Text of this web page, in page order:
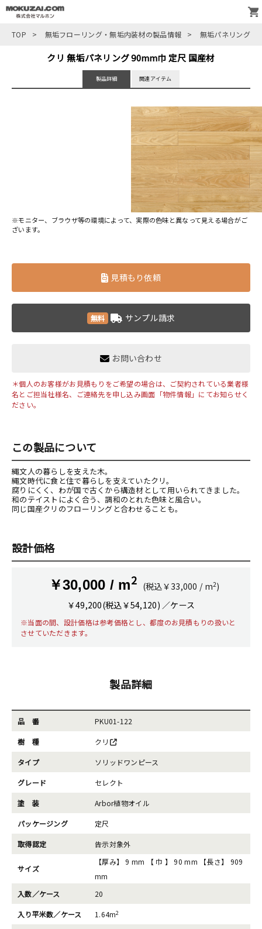
TOP > 無垢フローリング・無垢内装材の製品情報 > 無垢パネリング
クリ 無垢パネリング 90mm巾 定尺 国産材
製品詳細 関連アイテム
※モニター、ブラウザ等の環境によって、実際の色味と異なって見える場合がご
ざいます。
見積もり依頼
無料 サンプル請求
お問い合わせ
＊個人のお客様がお見積もりをご希望の場合は、ご契約されている業者様
名とご担当社様名、ご連絡先を申し込み画面「物件情報」にてお知らせく
ださい。
この製品について
縄文人の暮らしを支えた木。
縄文時代に食と住で暮らしを支えていたクリ。
腐りにくく、わが国で古くから構造材として用いられてきました。
和のテイストによく合う、調和のとれた色味と風合い。
同じ国産クリのフローリングと合わせることも。
設計価格
￥30,000 / m2 (税込￥33,000 / m2)
￥49,200(税込￥54,120) ／ケース
※当面の間、設計価格は参考価格とし、都度のお見積もりの扱いと
させていただきます。
製品詳細
品 番 PKU01-122
樹 種 クリ
タイプ ソリッドワンピース
グレード セレクト
塗 装 Arbor植物オイル
パッケージング 定尺
取得認定 告示対象外
サイズ
【厚み】 9 mm 【 巾 】 90 mm 【長さ】 909
mm
入数／ケース
20
入り平米数／ケース 1.64m2